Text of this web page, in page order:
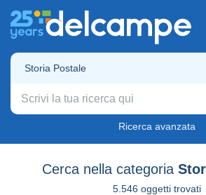
Storia Postale
Ricerca avanzata
Cerca nella categoria
5.546 oggetti trovati